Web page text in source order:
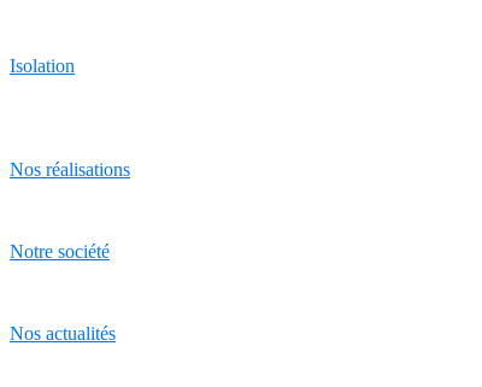
Isolation
Nos réalisations
Notre société
Nos actualités